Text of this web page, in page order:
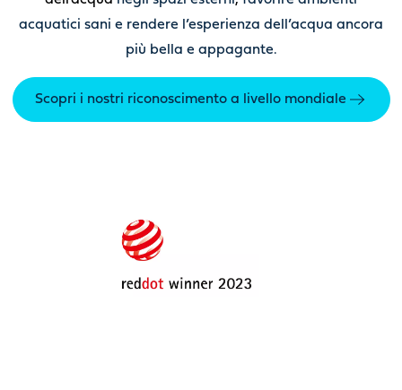
acquatici sani e rendere l’esperienza dell’acqua ancora
più bella e appagante.
Scopri i nostri riconoscimento a livello mondiale